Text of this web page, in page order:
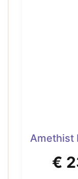
Amethist
€